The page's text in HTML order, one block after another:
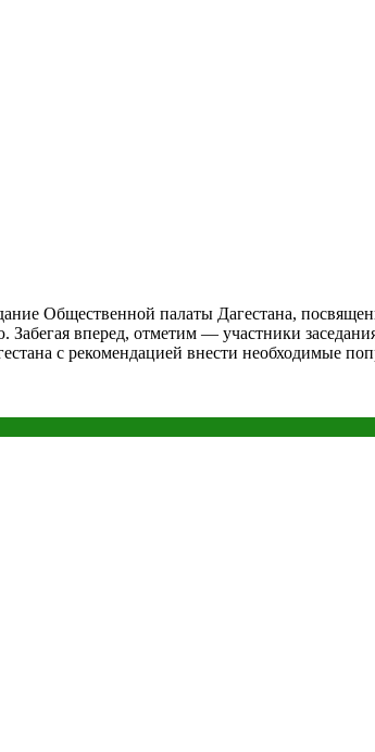
Общественной палаты Дагестана,
вперед, отметим — участники
с рекомендацией внести необходимые